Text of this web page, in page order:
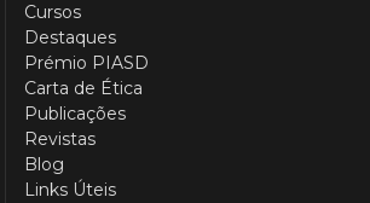
Cursos
Destaques
Prémio PIASD
Carta de Ética
Publicações
Revistas
Blog
Links Úteis